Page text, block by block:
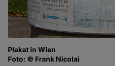
Plakat in Wien
Foto: © Frank Nicolai